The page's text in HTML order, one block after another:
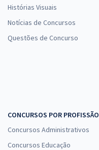
Histórias Visuais
Notícias de Concursos
Questões de Concurso
CONCURSOS POR PROFISSÃO
Concursos Administrativos
Concursos Educação